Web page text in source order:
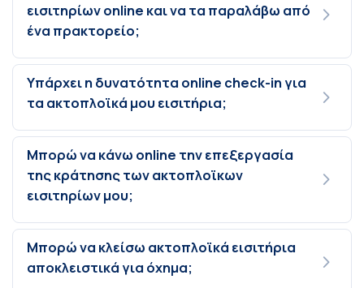
εισιτηρίων online και να τα παραλάβω από
ένα πρακτορείο;
Υπάρχει η δυνατότητα online check-in για
τα ακτοπλοϊκά μου εισιτήρια;
Μπορώ να κάνω online την επεξεργασία
της κράτησης των ακτοπλοϊκων
εισιτηρίων μου;
Μπορώ να κλείσω ακτοπλοϊκά εισιτήρια
αποκλειστικά για όχημα;